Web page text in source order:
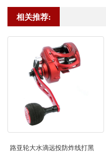
相关推荐:
路亚轮大水滴远投防炸线打黑